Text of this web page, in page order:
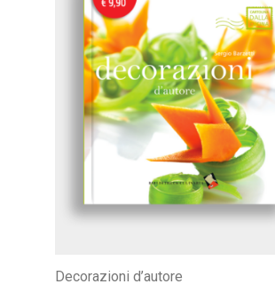
Decorazioni d’autore